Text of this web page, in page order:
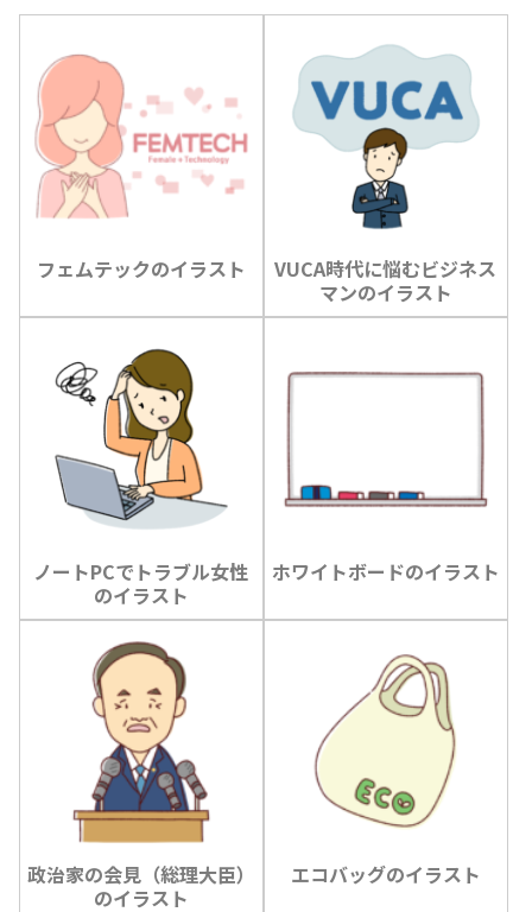
フェムテックのイラスト
VUCA時代に悩むビジネス
マンのイラスト
ノートPCでトラブル女性
のイラスト
ホワイトボードのイラスト
政治家の会見（総理大臣）
のイラスト
エコバッグのイラスト